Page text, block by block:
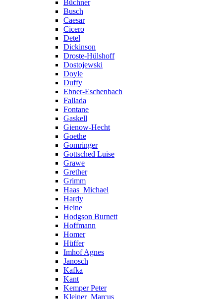
Büchner
Busch
Caesar
Cicero
Detel
Dickinson
Droste-Hülshoff
Dostojewski
Doyle
Duffy
Ebner-Eschenbach
Fallada
Fontane
Gaskell
Gienow-Hecht
Goethe
Gomringer
Gottsched Luise
Grawe
Grether
Grimm
Haas_Michael
Hardy
Heine
Hodgson Burnett
Hoffmann
Homer
Hüffer
Imhof Agnes
Janosch
Kafka
Kant
Kemper Peter
Kleiner_Marcus